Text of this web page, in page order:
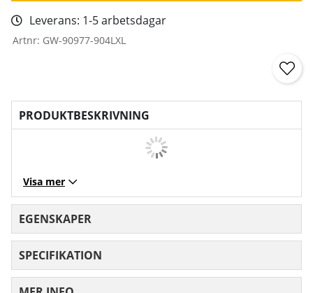
Leverans: 1-5 arbetsdagar
Artnr: GW-90977-904LXL
PRODUKTBESKRIVNING
Visa mer
EGENSKAPER
SPECIFIKATION